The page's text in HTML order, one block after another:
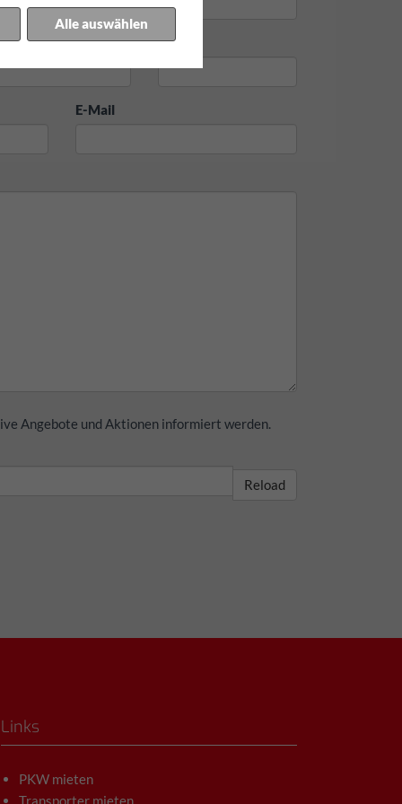
Straße
E-Mail
Angebote und Aktionen informiert werden.
Reload
Links
PKW mieten
Transporter mieten
Alle auswählen